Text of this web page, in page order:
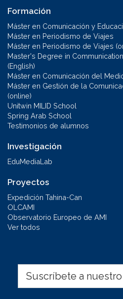
Formación
Máster en Comunicación y
Máster en Periodismo de Viajes
Máster en Periodismo de Viajes
Master's Degree in
(English)
Máster en Comunicación del
Máster en Gestión de la
(online)
Unitwin MILID School
Spring Arab School
Testimonios de alumnos
Investigación
EduMediaLab
Proyectos
Expedición Tahina-Can
OLCAMI
Observatorio Europeo de AMI
Ver todos
Suscríbete a